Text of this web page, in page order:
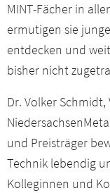
MINT-Fächer in
ermutigen sie
entdecken und
bisher nicht
Dr. Volker
und Preisträger
Technik lebendig
Kolleginnen und